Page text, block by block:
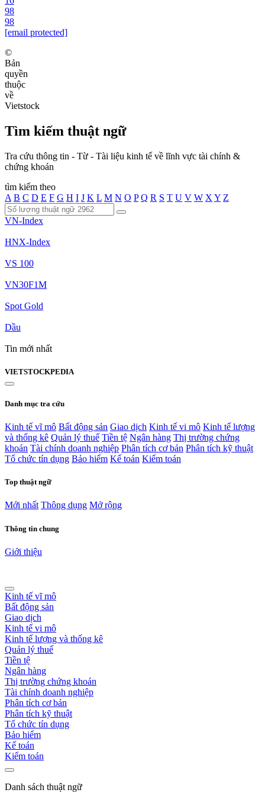
98
98
[email protected]
©
Bản
quyền
thuộc
về
Vietstock
Tìm kiếm thuật ngữ
Tra cứu thông tin - Từ - Tài liệu kinh tế về lĩnh vực tài chính &
chứng khoán
tìm kiếm theo
A B C D E F G H I J K L M N O P Q R S T U V W X Y Z
VN-Index
HNX-Index
VS 100
VN30F1M
Spot Gold
Dầu
Tin mới nhất
VIETSTOCKPEDIA
Danh mục tra cứu
Kinh tế vĩ mô Bất động sản Giao dịch Kinh tế vi mô Kinh tế lượng
và thống kê Quản lý thuế Tiền tệ Ngân hàng Thị trường chứng
khoán Tài chính doanh nghiệp Phân tích cơ bản Phân tích kỹ thuật
Tổ chức tín dụng Bảo hiểm Kế toán Kiểm toán
Top thuật ngữ
Mới nhất Thông dụng Mở rộng
Thông tin chung
Giới thiệu
Kinh tế vĩ mô
Bất động sản
Giao dịch
Kinh tế vi mô
Kinh tế lượng và thống kê
Quản lý thuế
Tiền tệ
Ngân hàng
Thị trường chứng khoán
Tài chính doanh nghiệp
Phân tích cơ bản
Phân tích kỹ thuật
Tổ chức tín dụng
Bảo hiểm
Kế toán
Kiểm toán
Danh sách thuật ngữ